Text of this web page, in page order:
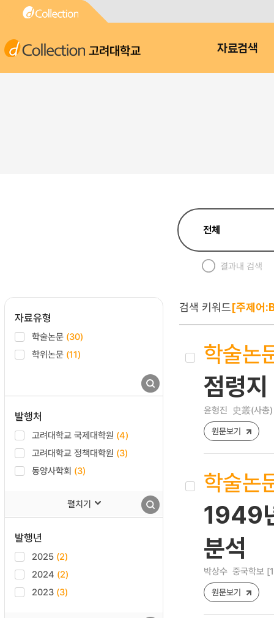
고려대학교 자료검색
결과내 검색
자료유형
학술논문 (30)
학위논문 (11)
발행처
고려대학교 국제대학원 (4)
고려대학교 정책대학원 (3)
동양사학회 (3)
펼치기
발행년
2025 (2)
2024 (2)
2023 (3)
검색 키워드[주제어
학술논
점령
윤형진 史叢(사
원문보기
학술논
1949
분석
박상수 중국학보
원문보기